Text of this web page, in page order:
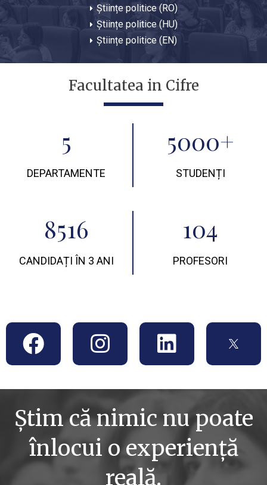
Științe politice (RO)
Științe politice (HU)
Științe politice (EN)
Facultatea in Cifre
5
DEPARTAMENTE
5000+
STUDENȚI
8516
CANDIDAȚI ÎN 3 ANI
104
PROFESORI
Știm că nimic nu poate
înlocui o experiență
reală.